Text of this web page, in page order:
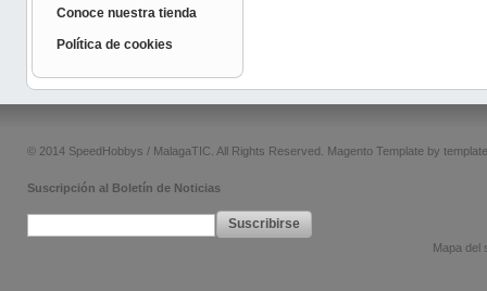
Conoce nuestra tienda
Política de cookies
© 2014 SpeedHobbys / MalagaTIC. All Rights Reserved. Magento Template by
Suscripción al Boletín de Noticias
Suscribirse
Mapa del